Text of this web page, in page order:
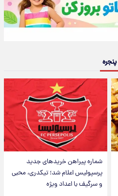
پنجره
شماره پیراهن خریدهای جدید
پرسپولیس اعلام شد؛ تیکدری، محبی
و سرگیف با اعداد ویژه